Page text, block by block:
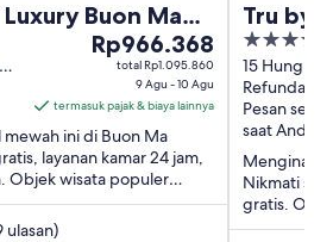
Buon Ma
Harga
Rp966.368
malam
dari
9
Agu
Rp966.368
total Rp1.095.860
9 Agu - 10 Agu
termasuk pajak & biaya lainnya
ini di Buon Ma
layanan kamar 24 jam,
Objek wisata populer
Kopi ...
ulasan)
Tru by
City
4
out
of
5
15 Hung
Buon Ma
Pesan
saat Anda
Nikmati
gratis.
Dhong dan